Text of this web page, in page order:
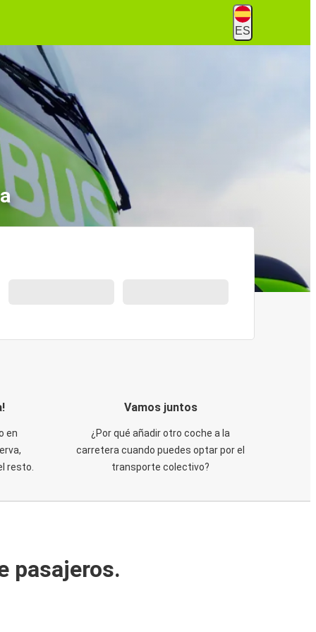
ES
en
resto.
Vamos juntos
¿Por qué añadir otro coche a la
carretera cuando puedes optar por el
transporte colectivo?
pasajeros.